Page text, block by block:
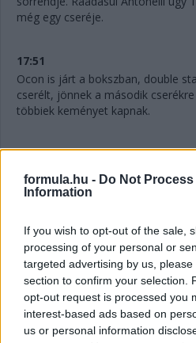
formula.hu - Do Not Process
Information
If you wish to opt-out of the sale,
processing of your personal or
targeted advertising by us,
section to confirm your selection.
opt-out request is processed you
interest-based ads based on
us or personal information
még egy cseréje.
17:51
Ocon is járt a bokszban, double
cserélt, jönnek a második
többiek keményet kapnak.
17:50
Na ezt nem láttuk jönni, ahogy
féltáv előttLÁGYAKATkap. Azaz
17:48
Hihetetlen.Verstappennek
jobb elsőjét, így aztán a második
helyre jön vissza. Persze ebben
ő cserélt kétszer eddig, féltáv
közepeseket.